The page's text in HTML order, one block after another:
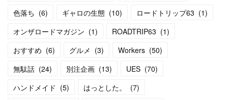
色落ち (6) ギャロの生態 (10) ロードトリップ63 (1)
オンザロードマガジン (1) ROADTRIP63 (1)
おすすめ (6) グルメ (3) Workers (50)
無駄話 (24) 別注企画 (13) UES (70)
ハンドメイド (5) はっとした。 (7)